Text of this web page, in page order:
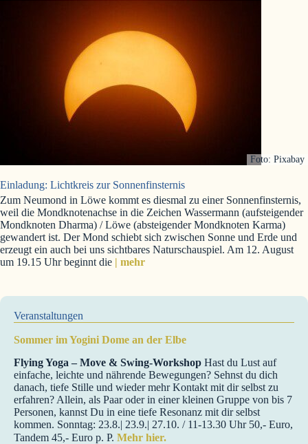
Foto: Pixabay
Einladung: Lichtkreis zur Sonnenfinsternis
Zum Neumond in Löwe kommt es diesmal zu einer Sonnenfinsternis,
weil die Mondknotenachse in die Zeichen Wassermann (aufsteigender
Mondknoten Dharma) / Löwe (absteigender Mondknoten Karma)
gewandert ist. Der Mond schiebt sich zwischen Sonne und Erde und
erzeugt ein auch bei uns sichtbares Naturschauspiel. Am 12. August
um 19.15 Uhr beginnt die | mehr
Veranstaltungen
Sommer im Yogini Dome an der Elbe
Flying Yoga – Move & Swing-Workshop Hast du Lust auf
einfache, leichte und nährende Bewegungen? Sehnst du dich
danach, tiefe Stille und wieder mehr Kontakt mit dir selbst zu
erfahren? Allein, als Paar oder in einer kleinen Gruppe von bis 7
Personen, kannst Du in eine tiefe Resonanz mit dir selbst
kommen. Sonntag: 23.8.| 23.9.| 27.10. / 11-13.30 Uhr 50,- Euro,
Tandem 45,- Euro p. P. Mehr hier.